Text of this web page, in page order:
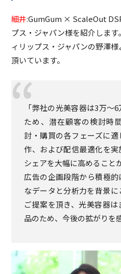
細井:GumGum × ScaleOut
プス・ジャパン様を紹介しま
ィリップス・ジャパンの野澤
頂いています。
「弊社の光美容器は3万～
ため、潜在顧客の検討時
討・購買の各フェーズに
作、および配信最適化を
シェアを大幅に高めること
広告の企画段階から積極
なデータと分析力を背景
ご提案を頂き、光美容器
品のため、今後の拡がりを